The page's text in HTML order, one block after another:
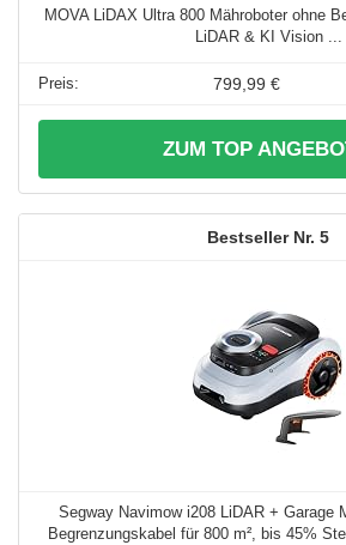
MOVA LiDAX Ultra 800 Mähroboter ohne
LiDAR & KI Vision ...
799,99 €
ZUM TOP
5
Segway Navimow i208 LiDAR + Garage
Begrenzungskabel für 800 m², bis 45%